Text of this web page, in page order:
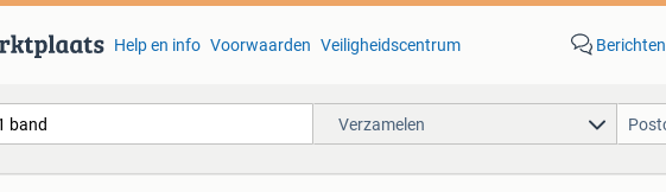
Help en info Voorwaarden Veiligheidscentrum Berichten
Verzamelen